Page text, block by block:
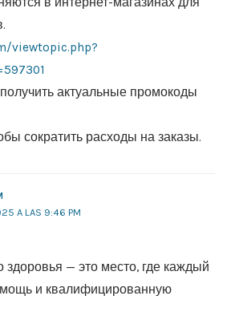
viewtopic.php?
актуальные промокоды
сократить расходы на заказы.
A LAS 9:46 PM
здоровья — это место, где каждый
и квалифицированную